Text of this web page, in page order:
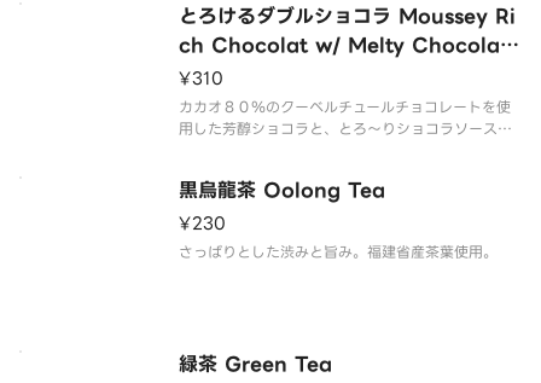
とろけるダブルショコラ Moussey Ri
ch Chocolat w/ Melty Chocolate
Sauce
¥310
カカオ８０％のクーベルチュールチョコレートを使
用した芳醇ショコラと、とろ～りショコラソースの
黒烏龍茶 Oolong Tea
¥230
さっぱりとした渋みと旨み。福建省産茶葉使用。
緑茶 Green Tea